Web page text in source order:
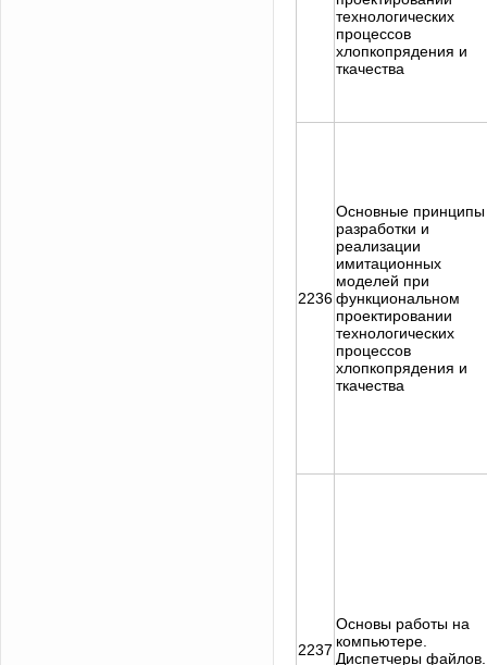
технологических
процессов
хлопкопрядения и
ткачества
2236
Основные принципы
разработки и
реализации
имитационных
моделей при
функциональном
проектировании
технологических
процессов
хлопкопрядения и
ткачества
2237
Основы работы на
компьютере.
Диспетчеры файлов.